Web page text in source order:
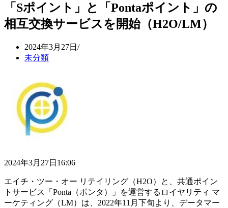
「Sポイント」と「Pontaポイント」の
相互交換サービスを開始（H2O/LM）
2024年3月27日
未分類
2024年3月27日16:06
エイチ・ツー・オー リテイリング（H2O）と、共通ポイン
トサービス「Ponta（ポンタ）」を運営するロイヤリティ マ
ーケティング（LM）は、2022年11月下旬より、データマー